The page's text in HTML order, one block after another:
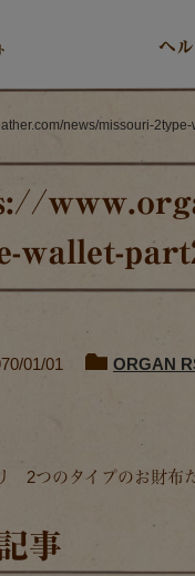
ヘ
news/missouri-
wallet-
01/01 ORGAN
2つのタイプのお財
事